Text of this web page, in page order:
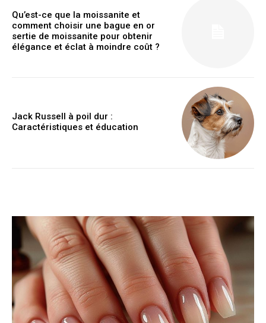
Qu’est-ce que la moissanite et
comment choisir une bague en or
sertie de moissanite pour obtenir
élégance et éclat à moindre coût ?
Jack Russell à poil dur :
Caractéristiques et éducation